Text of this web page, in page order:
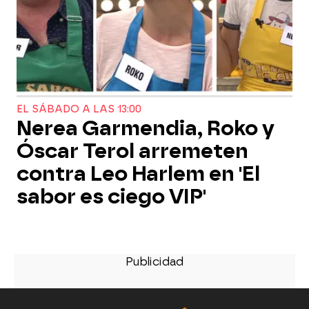
EL SÁBADO A LAS 13:00
Nerea Garmendia, Roko y
Óscar Terol arremeten
contra Leo Harlem en 'El
sabor es ciego VIP'